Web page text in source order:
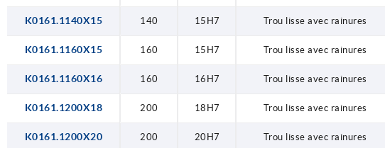
K0161.1140X15 140 15H7 Trou lisse avec rainures
K0161.1160X15 160 15H7 Trou lisse avec rainures
K0161.1160X16 160 16H7 Trou lisse avec rainures
K0161.1200X18 200 18H7 Trou lisse avec rainures
K0161.1200X20 200 20H7 Trou lisse avec rainures